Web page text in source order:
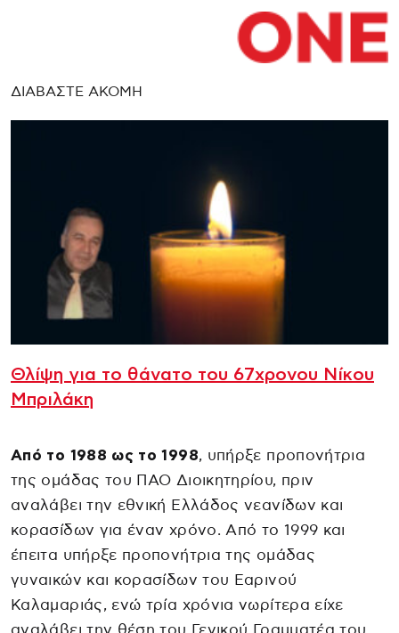
ΔΙΑΒΑΣΤΕ ΑΚΟΜΗ
Θλίψη για το θάνατο του 67χρονου Νίκου
Μπριλάκη
Από το 1988 ως το 1998, υπήρξε προπονήτρια
της ομάδας του ΠΑΟ Διοικητηρίου, πριν
αναλάβει την εθνική Ελλάδος νεανίδων και
κορασίδων για έναν χρόνο. Από το 1999 και
έπειτα υπήρξε προπονήτρια της ομάδας
γυναικών και κορασίδων του Εαρινού
Καλαμαριάς, ενώ τρία χρόνια νωρίτερα είχε
αναλάβει την θέση του Γενικού Γραμματέα του